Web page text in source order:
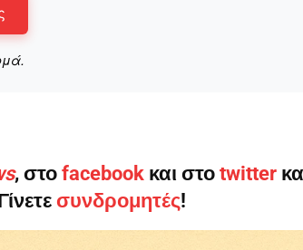
, στο facebook και στο twitter
συνδρομητές!